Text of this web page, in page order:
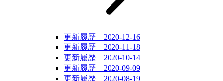
更新履歴 2020-12-16
更新履歴 2020-11-18
更新履歴 2020-10-14
更新履歴 2020-09-09
更新履歴 2020-08-19